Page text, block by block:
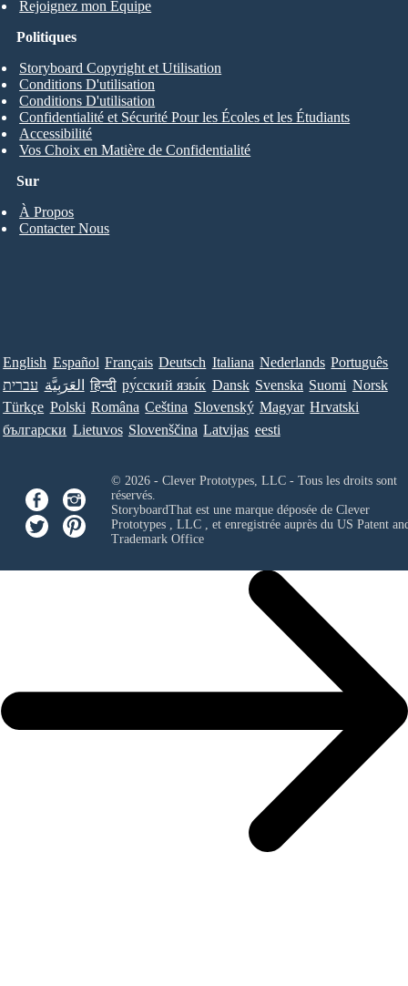
Rejoignez mon Équipe
Sur
À Propos
Contacter Nous
Politiques
Storyboard Copyright et Utilisation
Conditions D'utilisation
Conditions D'utilisation
Confidentialité et Sécurité Pour les Écoles et les Étudiants
Accessibilité
Vos Choix en Matière de Confidentialité
English Español Français Deutsch Italiana Nederlands Português
עברית العَرَبِيَّة हिन्दी ру́сский язы́к Dansk Svenska Suomi Norsk
Türkçe Polski Româna Ceština Slovenský Magyar Hrvatski
български Lietuvos Slovenščina Latvijas eesti
© 2026 - Clever Prototypes, LLC - Tous les droits sont
réservés.
StoryboardThat est une marque déposée de Clever
Prototypes , LLC, et enregistrée auprès du US Patent
Trademark Office